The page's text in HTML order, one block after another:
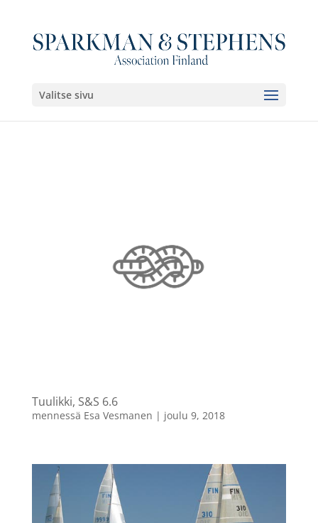
Valitse sivu
Tuulikki, S&S 6.6
mennessä Esa Vesmanen | joulu 9, 2018